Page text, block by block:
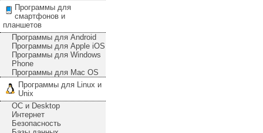
Программы для
смартфонов и
планшетов
Программы для Android
Программы для Apple iOS
Программы для Windows
Phone
Программы для Mac OS
Программы для Linux и
Unix
ОС и Desktop
Интернет
Безопасность